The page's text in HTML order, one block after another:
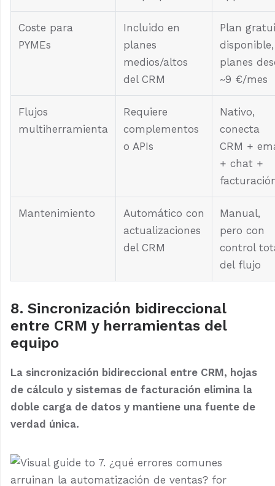
Coste para
PYMEs
Incluido en
planes
medios/altos
del CRM
Plan
disponible,
planes
~9 €/mes
Flujos
multiherramienta
Requiere
complementos
o APIs
Nativo,
conecta
CRM +
+ chat +
Mantenimiento
Automático con
actualizaciones
del CRM
Manual,
pero con
control
del flujo
8. Sincronización bidireccional
entre CRM y herramientas del
equipo
La sincronización bidireccional entre CRM, hojas
de cálculo y sistemas de facturación elimina la
doble carga de datos y mantiene una fuente de
verdad única.